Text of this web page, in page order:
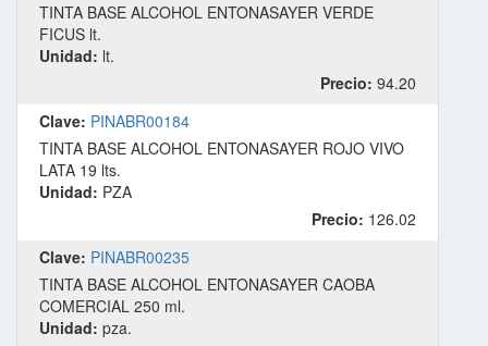
TINTA BASE ALCOHOL ENTONASAYER VERDE
FICUS lt.
Unidad: lt.
Precio: 94.20
Clave: PINABR00184
TINTA BASE ALCOHOL ENTONASAYER ROJO VIVO
LATA 19 lts.
Unidad: PZA
Precio: 126.02
Clave: PINABR00235
TINTA BASE ALCOHOL ENTONASAYER CAOBA
COMERCIAL 250 ml.
Unidad: pza.